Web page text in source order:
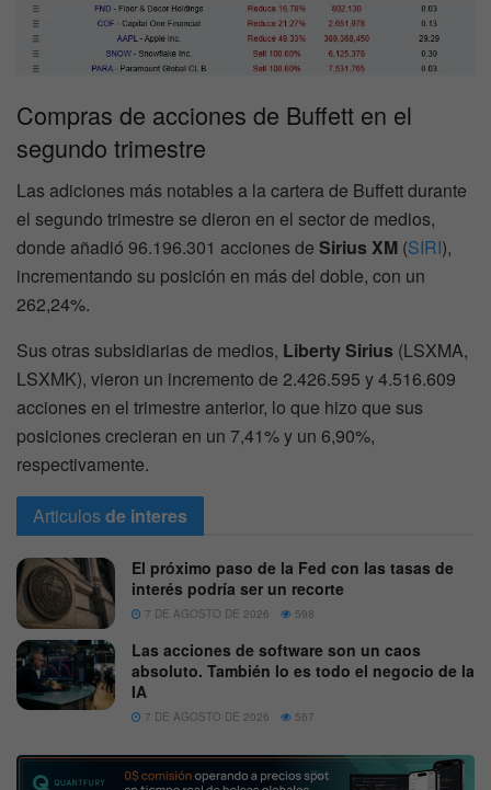
Compras de acciones de Buffett en el
segundo trimestre
Las adiciones más notables a la cartera de Buffett durante
el segundo trimestre se dieron en el sector de medios,
donde añadió 96.196.301 acciones de Sirius XM (SIRI),
incrementando su posición en más del doble, con un
262,24%.
Sus otras subsidiarias de medios, Liberty Sirius (LSXMA,
LSXMK), vieron un incremento de 2.426.595 y 4.516.609
acciones en el trimestre anterior, lo que hizo que sus
posiciones crecieran en un 7,41% y un 6,90%,
respectivamente.
Articulosde interes
El próximo paso de la Fed con las tasas de
interés podría ser un recorte
7 DE AGOSTO DE 2026 598
Las acciones de software son un caos
absoluto. También lo es todo el negocio de la
IA
7 DE AGOSTO DE 2026 567